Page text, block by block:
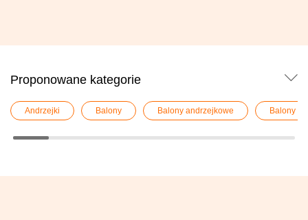
Proponowane kategorie
Andrzejki Balony Balony andrzejkowe Balony